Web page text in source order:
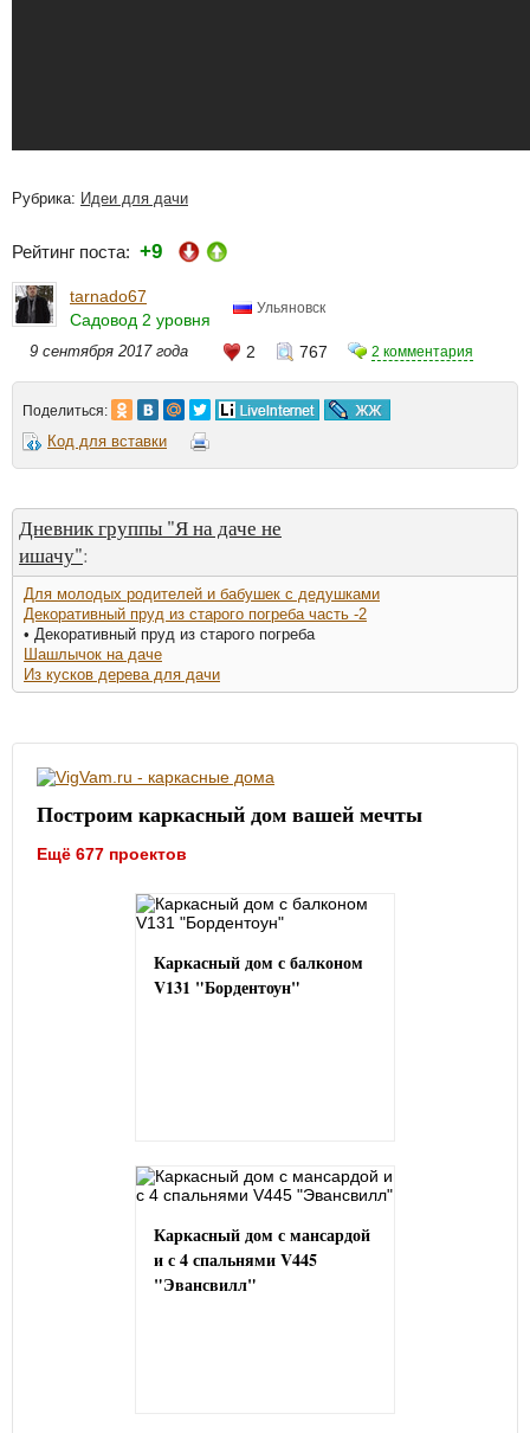
Рубрика: Идеи для дачи
Рейтинг поста: +9
tarnado67
Садовод 2 уровня
Ульяновск
9 сентября 2017 года 2 767 2 комментария
Поделиться:
Код для вставки
Дневник группы "Я на даче не
ишачу":
Для молодых родителей и бабушек с дедушками
Декоративный пруд из старого погреба часть -2
• Декоративный пруд из старого погреба
Шашлычок на даче
Из кусков дерева для дачи
Построим каркасный дом вашей мечты
Ещё 677 проектов
Каркасный дом с балконом
V131 "Бордентоун"
Каркасный дом с мансардой
и с 4 спальнями V445
"Эвансвилл"